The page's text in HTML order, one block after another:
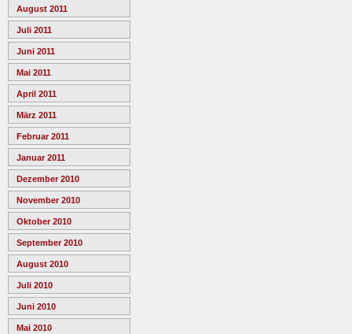
August 2011
Juli 2011
Juni 2011
Mai 2011
April 2011
März 2011
Februar 2011
Januar 2011
Dezember 2010
November 2010
Oktober 2010
September 2010
August 2010
Juli 2010
Juni 2010
Mai 2010